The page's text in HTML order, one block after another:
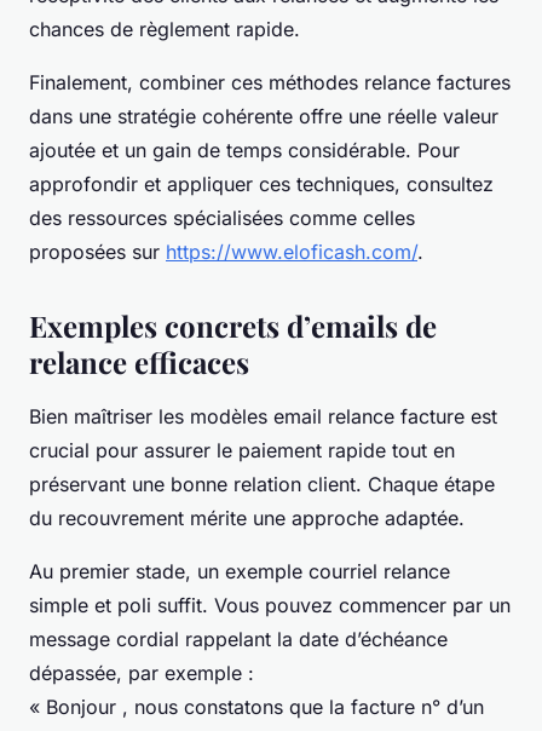
chances de règlement rapide.
Finalement, combiner ces méthodes relance factures
dans une stratégie cohérente offre une réelle valeur
ajoutée et un gain de temps considérable. Pour
approfondir et appliquer ces techniques, consultez
des ressources spécialisées comme celles
proposées sur https://www.eloficash.com/.
Exemples concrets d’emails de
relance efficaces
Bien maîtriser les modèles email relance facture est
crucial pour assurer le paiement rapide tout en
préservant une bonne relation client. Chaque étape
du recouvrement mérite une approche adaptée.
Au premier stade, un exemple courriel relance
simple et poli suffit. Vous pouvez commencer par un
message cordial rappelant la date d’échéance
dépassée, par exemple :
« Bonjour , nous constatons que la facture n° d’un